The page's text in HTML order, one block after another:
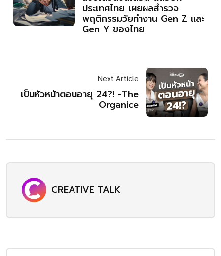
ประเทศไทย เผยผลสำรวจ
พฤติกรรมวัยทำงาน Gen Z และ
Gen Y ของไทย
Next Article
เป็นหัวหน้าตอนอายุ 24?! -The
Organice
CREATIVE TALK